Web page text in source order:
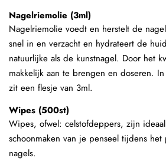
Nagelriemolie (3ml)
Nagelriemolie voedt en herstelt de
snel in en verzacht en hydrateert de
natuurlijke als de kunstnagel. Door het
makkelijk aan te brengen en doseren.
zit een flesje van 3ml.
Wipes (500st)
Wipes, ofwel: celstofdeppers, zijn
schoonmaken van je penseel tijdens het
nagels.